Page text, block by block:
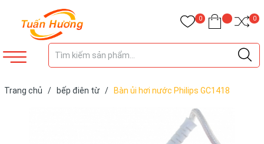
0 0
Trang chủ / bếp điên từ / Bàn ủi hơi nước Philips GC1418